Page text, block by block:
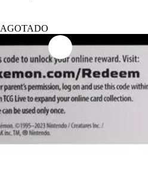
AGOTADO